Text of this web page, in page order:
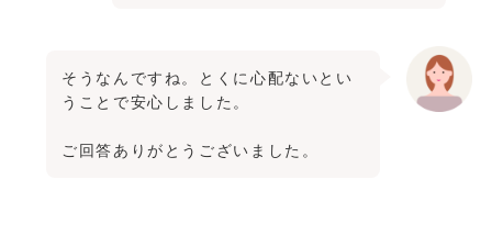
そうなんですね。とくに心配ないとい
うことで安心しました。
ご回答ありがとうございました。